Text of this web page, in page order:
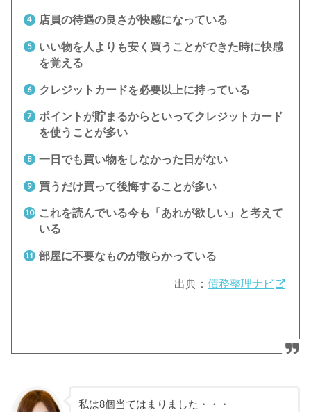
店員の待遇の良さが快感になっている
いい物を人よりも安く買うことができた時に快感
を覚える
クレジットカードを必要以上に持っている
ポイントが貯まるからといってクレジットカード
を使うことが多い
一日でも買い物をしなかった日がない
買うだけ買って後悔することが多い
これを読んでいる今も「あれが欲しい」と考えて
いる
部屋に不要なものが散らかっている
出典： 債務整理ナビ
私は8個当てはまりました・・・